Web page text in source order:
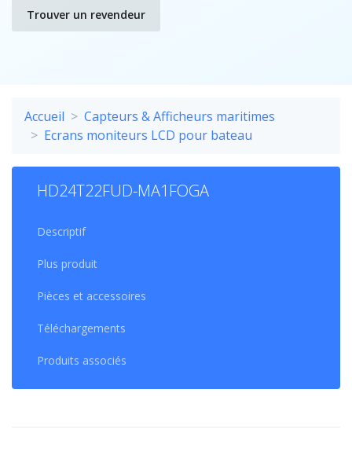
Trouver un revendeur
Accueil
Capteurs & Afficheurs maritimes
Ecrans moniteurs LCD pour bateau
HD24T22FUD-MA1FOGA
Descriptif
Plus produit
Pièces et accessoires
Téléchargements
Produits associés